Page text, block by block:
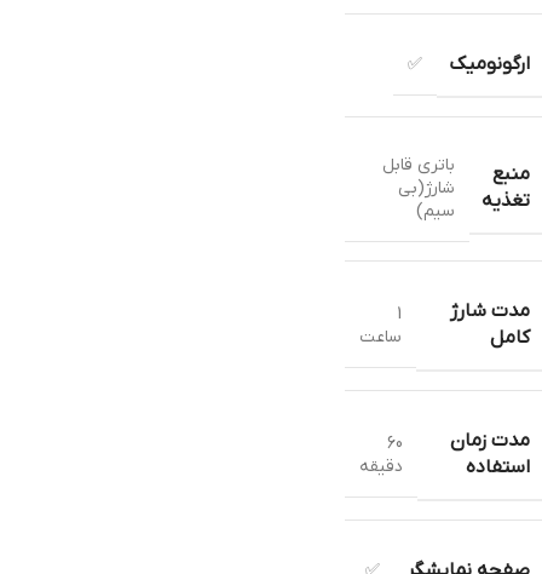
ارگونومیک ✅
منبع
تغذیه
باتری قابل
شارژ(بی
سیم)
مدت شارژ
کامل
1
ساعت
مدت زمان
استفاده
60
دقیقه